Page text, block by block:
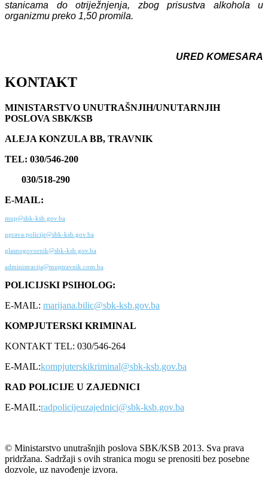
stanicama do otriježnjenja, zbog prisustva alkohola u
organizmu preko 1,50 promila.
URED KOMESARA
KONTAKT
MINISTARSTVO UNUTRAŠNJIH/UNUTARNJIH
POSLOVA SBK/KSB
ALEJA KONZULA BB, TRAVNIK
TEL: 030/546-200
030/518-290
E-MAIL:
mup@sbk-ksb.gov.ba
uprava.policije@sbk-ksb.gov.ba
glasnogovornik@sbk-ksb.gov.ba
administracija@muptravnik.com.ba
POLICIJSKI PSIHOLOG:
E-MAIL: marijana.bilic@sbk-ksb.gov.ba
KOMPJUTERSKI KRIMINAL
KONTAKT TEL: 030/546-264
E-MAIL:kompjuterskikriminal@sbk-ksb.gov.ba
RAD POLICIJE U ZAJEDNICI
E-MAIL:radpolicijeuzajednici@sbk-ksb.gov.ba
© Ministarstvo unutrašnjih poslova SBK/KSB 2013. Sva prava
pridržana. Sadržaji s ovih stranica mogu se prenositi bez posebne
dozvole, uz navođenje izvora.